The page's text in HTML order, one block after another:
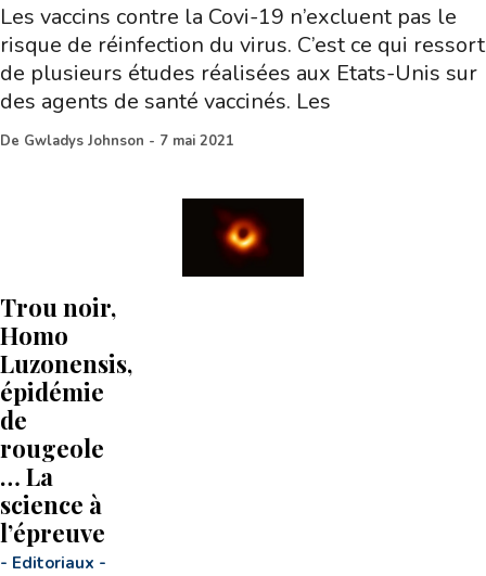
Les vaccins contre la Covi-19 n’excluent pas le
risque de réinfection du virus. C’est ce qui ressort
de plusieurs études réalisées aux Etats-Unis sur
des agents de santé vaccinés. Les
De Gwladys Johnson - 7 mai 2021
Trou noir,
Homo
Luzonensis,
épidémie
de
rougeole
… La
science à
l’épreuve
- Editoriaux -